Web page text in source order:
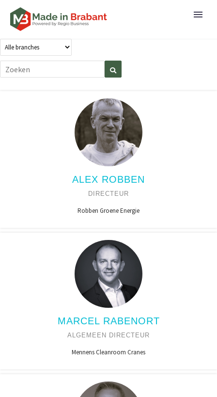
ALEX ROBBEN
DIRECTEUR
Robben Groene Energie
MARCEL RABENORT
ALGEMEEN DIRECTEUR
Mennens Cleanroom Cranes